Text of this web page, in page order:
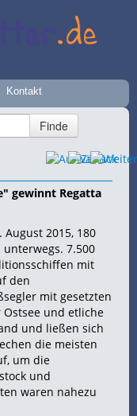
Kontakt
gewinnt Regatta
August 2015, 180
7.500
mit
den
mit gesetzten
und etliche
und ließen sich
die meisten
um die
und
waren nahezu